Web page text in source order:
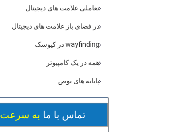
تعاملی علامت های دیجیتال
در فضای باز علامت های دیجیتال
wayfinding در کیوسک
همه در یک کامپیوتر
پایانه های بوص
تماس با ما به سرعت